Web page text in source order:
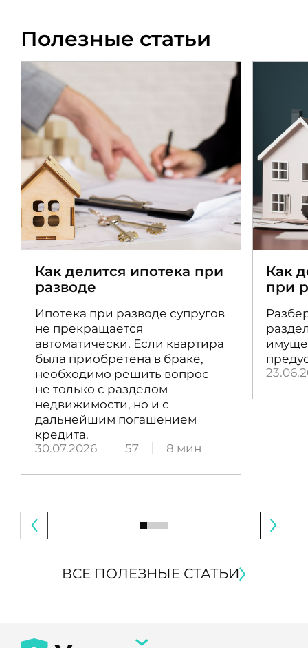
Полезные статьи
Как делится ипотека при
разводе
Ипотека при разводе супругов
не прекращается
автоматически. Если квартира
была приобретена в браке,
необходимо решить вопрос
не только с разделом
недвижимости, но и с
дальнейшим погашением
кредита.
30.07.2026
57 8 мин
Как
при
ВСЕ ПОЛЕЗНЫЕ СТАТЬИ